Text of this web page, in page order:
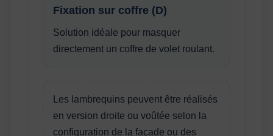
Fixation sur coffre (D)
Solution idéale pour masquer
directement un coffre de volet roulant.
Les lambrequins peuvent être réalisés
en version droite ou voûtée selon la
configuration de la façade ou des